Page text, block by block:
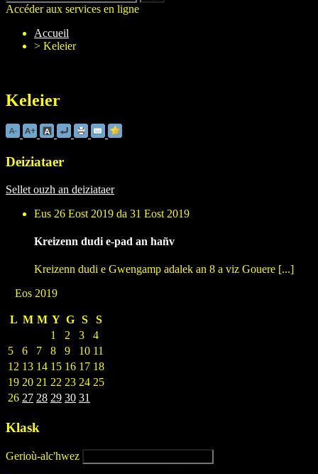
Accéder aux services en ligne
Accueil
> Keleier
Keleier
Deiziataer
Sellet ouzh an deiziataer
Eus 26 Eost 2019 da 31 Eost 2019
Kreizenn dudi e-pad an hañv
Kreizenn dudi e Gwengamp adalek an 8 a viz Gouere [...]
Eos 2019
L M M Y G S
S
1
2 3
4
5
6 7 8 9 10 11
12 13 14 15 16 17 18
19 20 21 22 23 24 25
26 27 28 29 30 31
Klask
Gerioù-alc'hwez